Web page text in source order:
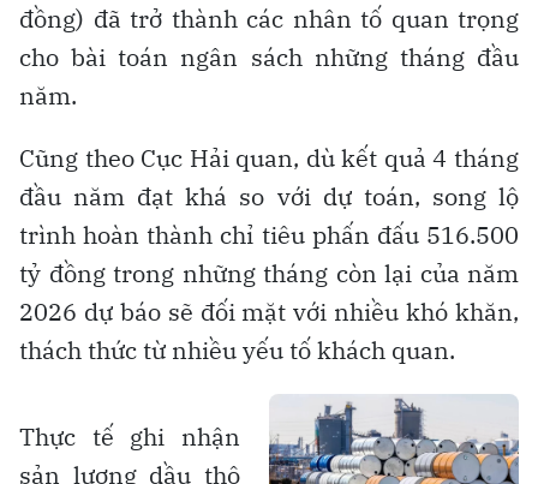
đồng) đã trở thành các nhân tố quan trọng
cho bài toán ngân sách những tháng đầu
năm.
Cũng theo Cục Hải quan, dù kết quả 4 tháng
đầu năm đạt khá so với dự toán, song lộ
trình hoàn thành chỉ tiêu phấn đấu 516.500
tỷ đồng trong những tháng còn lại của năm
2026 dự báo sẽ đối mặt với nhiều khó khăn,
thách thức từ nhiều yếu tố khách quan.
Thực tế ghi nhận
sản lượng dầu thô